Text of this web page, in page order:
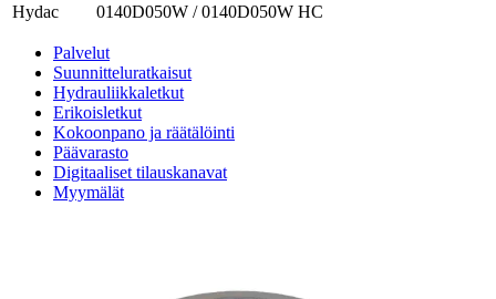
Hydac
0140D050W / 0140D050W HC
Palvelut
Suunnitteluratkaisut
Hydrauliikkaletkut
Erikoisletkut
Kokoonpano ja räätälöinti
Päävarasto
Digitaaliset tilauskanavat
Myymälät